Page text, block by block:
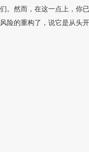
。然而，在这一点上，你
险的重构了，说它是从头